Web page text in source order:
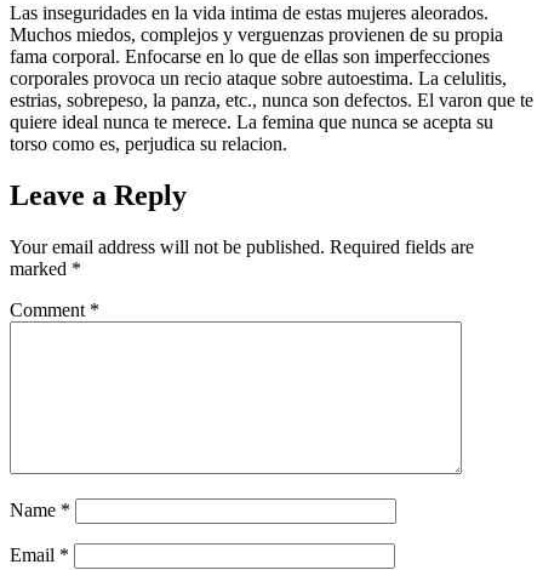
Las inseguridades en la vida intima de estas mujeres aleorados.
Muchos miedos, complejos y verguenzas provienen de su propia
fama corporal. Enfocarse en lo que de ellas son imperfecciones
corporales provoca un recio ataque sobre autoestima. La celulitis,
estrias, sobrepeso, la panza, etc., nunca son defectos. El varon que te
quiere ideal nunca te merece. La femina que nunca se acepta su
torso como es, perjudica su relacion.
Leave a Reply
Your email address will not be published. Required fields are
marked *
Comment *
Name *
Email *